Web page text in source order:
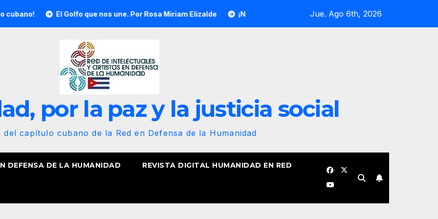
El Golfo que nos une. Por Rosa Miriam Elizalde ¡Nuestra bandera revolucionaria no se plegará jamás! Por Bruno
Jue. Ago 6th, 2026
por la paz y la justicia social
del capítulo cubano de la Red en Defensa de la Humanidad
DEFENSA DE LA HUMANIDAD REVISTA DIGITAL HUMANIDAD EN RED